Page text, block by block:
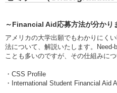
～Financial Aid応募方法が分かり
アメリカの大学出願でもわかりにく
法について、解説いたします。
ことも多いのですが、その仕組みに
・CSS Profile
・International Student Financial Aid